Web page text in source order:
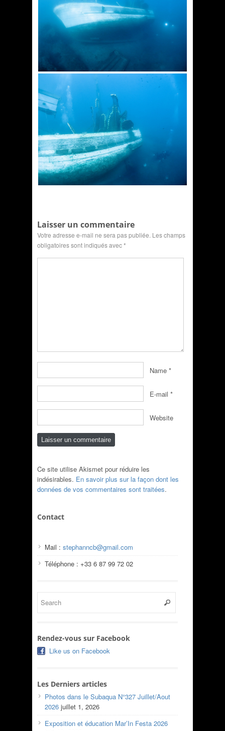
Laisser un commentaire
Votre adresse e-mail ne sera pas publiée. Les champs
obligatoires sont indiqués avec*
Name *
E-mail *
Website
Ce site utilise Akismet pour réduire les
indésirables. En savoir plus sur la façon dont les
données de vos commentaires sont traitées.
Contact
Mail : stephanncb@gmail.com
Téléphone : +33 6 87 99 72 02
Rendez-vous sur Facebook
Like us on Facebook
Les Derniers articles
Photos dans le Subaqua N°327 Juillet/Aout
2026 juillet 1, 2026
Exposition et éducation Mar’In Festa 2026